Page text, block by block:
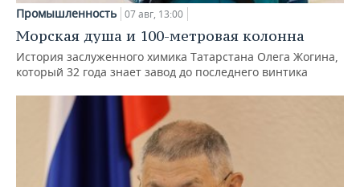
Промышленность 07 авг, 13:00
Морская душа и 100-метровая колонна
История заслуженного химика Татарстана Олега Жогина,
который 32 года знает завод до последнего винтика